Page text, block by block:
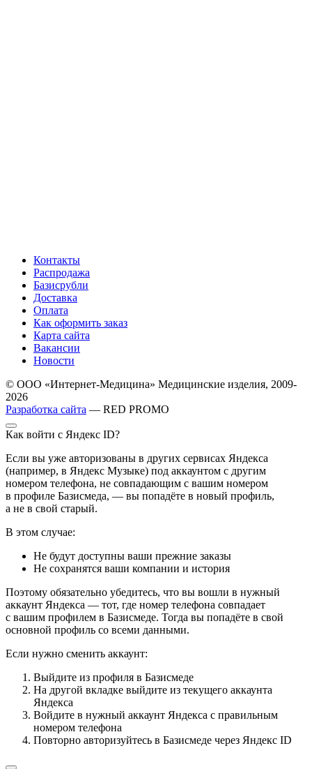
Контакты
Распродажа
Базисрубли
Доставка
Оплата
Как оформить заказ
Карта сайта
Вакансии
Новости
© ООО «Интернет-Медицина» Медицинские изделия, 2009-
2026
Разработка сайта — RED PROMO
Как войти с Яндекс ID?
Если вы уже авторизованы в других сервисах Яндекса
(например, в Яндекс Музыке) под аккаунтом с другим
номером телефона, не совпадающим с вашим номером
в профиле Базисмеда, — вы попадёте в новый профиль,
а не в свой старый.
В этом случае:
Не будут доступны ваши прежние заказы
Не сохранятся ваши компании и история
Поэтому обязательно убедитесь, что вы вошли в нужный
аккаунт Яндекса — тот, где номер телефона совпадает
с вашим профилем в Базисмеде. Тогда вы попадёте в свой
основной профиль со всеми данными.
Если нужно сменить аккаунт:
Выйдите из профиля в Базисмеде
На другой вкладке выйдите из текущего аккаунта
Яндекса
Войдите в нужный аккаунт Яндекса с правильным
номером телефона
Повторно авторизуйтесь в Базисмеде через Яндекс ID